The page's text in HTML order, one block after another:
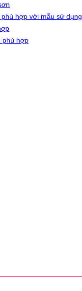
hợp với mẫu sử dụng
phù hợp